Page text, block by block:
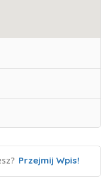
Przejmij Wpis!